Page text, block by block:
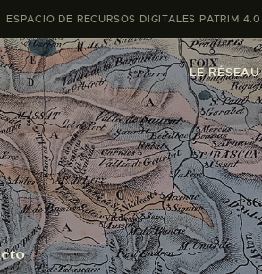
ESPACIO DE RECURSOS DIGITALES PATRIM 4.0
LE RÉSEAU